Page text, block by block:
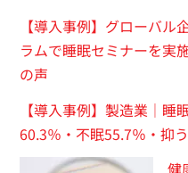
【導入事例】グローバ
ラムで睡眠セミナーを実
の声
【導入事例】製造業｜睡
60.3％・不眠55.7％・抑